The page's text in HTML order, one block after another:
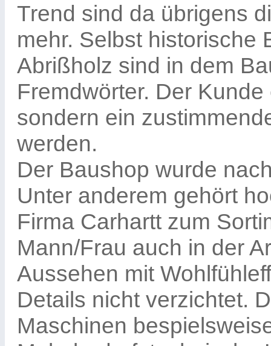
Trend sind da übrigens
mehr. Selbst historische
Abrißholz sind in dem
Fremdwörter. Der
sondern ein
werden.
Der Baushop wurde
Unter anderem gehört
Firma Carhartt zum
Mann/Frau auch in der
Aussehen mit
Details nicht verzichtet.
Maschinen